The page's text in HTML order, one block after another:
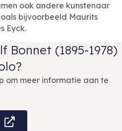
ook andere kunstenaar
bijvoorbeeld Maurits
Eyck.
Bonnet (1895-1978)
om meer informatie aan te